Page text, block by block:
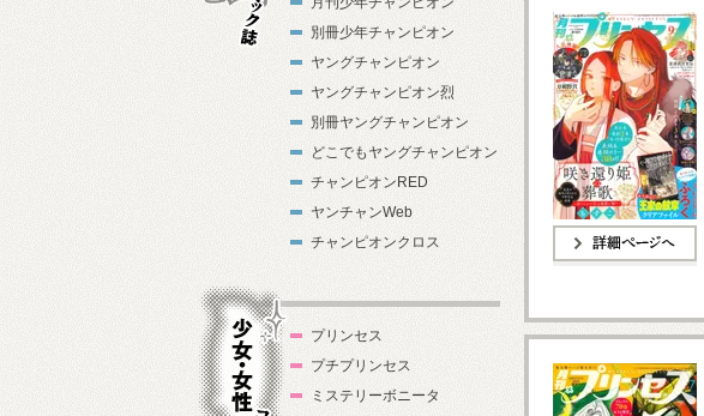
ミック誌
別冊少年チャンピオン
ヤングチャンピオン
ヤングチャンピオン烈
別冊ヤングチャンピオン
どこでもヤングチャンピオン
チャンピオンRED
ヤンチャンWeb
チャンピオンクロス
プリンセス
プチプリンセス
ミステリーボニータ